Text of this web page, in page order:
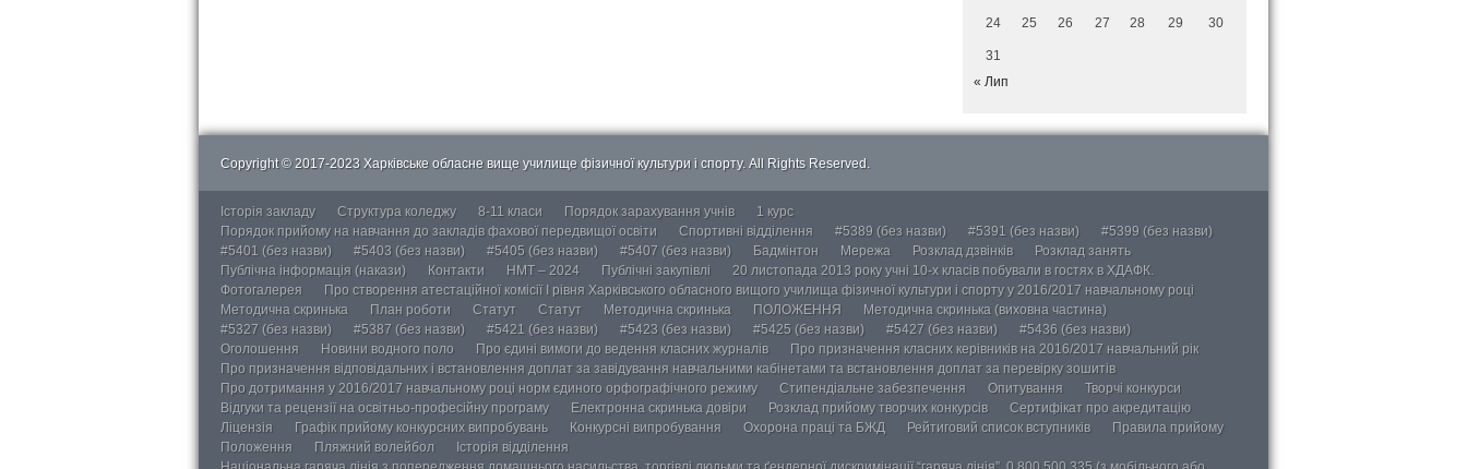
24 25 26 27 28 29 30
31
« Лип
Copyright © 2017-2023 Харківське обласне вище училище фізичної культури і спорту. All Rights Reserved.
Історія закладу Структура коледжу 8-11 класи Порядок зарахування учнів
1 курс
Порядок прийому на навчання до закладів фахової передвищої освіти
Спортивні відділення #5389 (без назви) #5391 (без назви)
#5399 (без назви)
#5401 (без назви)
#5403 (без назви) #5405 (без назви) #5407 (без назви) Бадмінтон Мережа Розклад дзвінків
Розклад занять
Публічна інформація (накази)
Контакти НМТ – 2024 Публічні закупівлі
20 листопада 2013 року учні 10-х класів побували в гостях в ХДАФК.
Фотогалерея
Про створення атестаційної комісії І рівня Харківського обласного вищого училища фізичної культури і спорту у 2016/2017 навчальному році
Методична скринька
План роботи Статут Статут Методична скринька ПОЛОЖЕННЯ
Методична скринька (виховна частина)
#5327 (без назви)
#5387 (без назви) #5421 (без назви) #5423 (без назви) #5425 (без назви) #5427 (без назви)
#5436 (без назви)
Оголошення
Новини водного поло Про єдині вимоги до ведення класних журналів
Про призначення класних керівників на 2016/2017 навчальний рік
Про призначення відповідальних і встановлення доплат за завідування навчальними кабінетами та встановлення доплат за перевірку зошитів
Про дотримання у 2016/2017 навчальному році норм єдиного орфографічного режиму
Стипендіальне забезпечення Опитування
Творчі конкурси
Відгуки та рецензії на освітньо-професійну програму
Електронна скринька довіри Розклад прийому творчих конкурсів
Сертифікат про акредитацію
Ліцензія
Графік прийому конкурсних випробувань Конкурсні випробування Охорона праці та БЖД Рейтиговий список вступників
Правила прийому
Положення
Пляжний волейбол
Історія відділення